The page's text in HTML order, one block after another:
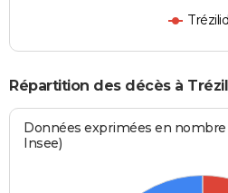
Répartition des décès à
Données exprimées en nombre
Insee)